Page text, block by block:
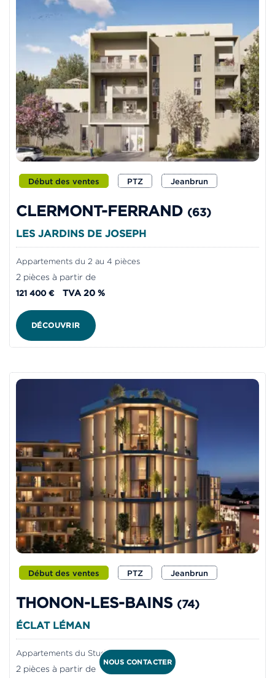
Début des ventes PTZ Jeanbrun
CLERMONT-FERRAND (63)
LES JARDINS DE JOSEPH
Appartements du 2 au 4 pièces
2 pièces à partir de
121 400 € TVA 20 %
DÉCOUVRIR
Début des ventes PTZ Jeanbrun
THONON-LES-BAINS (74)
ÉCLAT LÉMAN
Appartements du Studio au 5 pièces
2 pièces à partir de
NOUS CONTACTER